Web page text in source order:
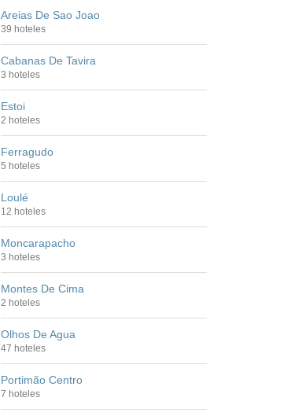
Areias De Sao Joao
39 hoteles
Cabanas De Tavira
3 hoteles
Estoi
2 hoteles
Ferragudo
5 hoteles
Loulé
12 hoteles
Moncarapacho
3 hoteles
Montes De Cima
2 hoteles
Olhos De Agua
47 hoteles
Portimão Centro
7 hoteles